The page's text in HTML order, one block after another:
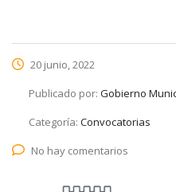
20 junio, 2022
Publicado por: Gobierno
Categoría: Convocatorias
No hay comentarios